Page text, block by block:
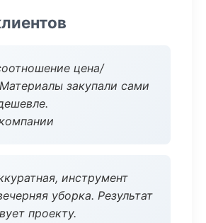
цена/
закупали сами
инструмент
уборка. Результат
проекту.